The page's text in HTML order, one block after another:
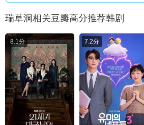
瑞草洞相关豆瓣高分推荐韩剧
8.1分 7.2分